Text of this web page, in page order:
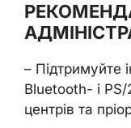
– Підтримуйте
Bluetooth- і
центрів та